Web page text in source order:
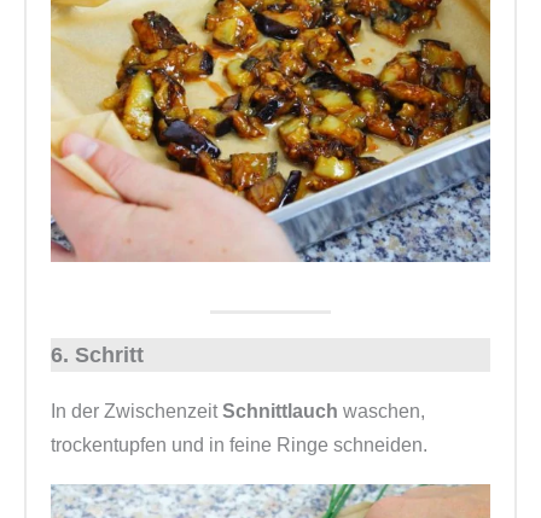
6. Schritt
In der ZwischenzeitSchnittlauch waschen,
trockentupfen und in feine Ringe schneiden.